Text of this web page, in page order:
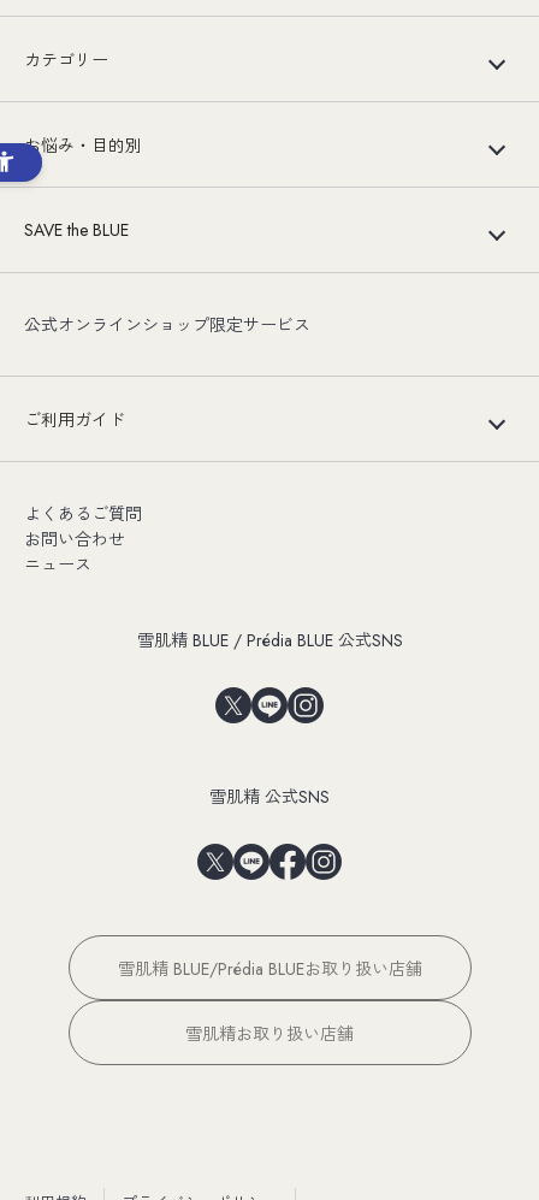
カテゴリー
お悩み・目的別
SAVE the BLUE
公式オンラインショップ限定サービス
ご利用ガイド
よくあるご質問
お問い合わせ
ニュース
雪肌精 BLUE / Prédia BLUE 公式SNS
雪肌精 公式SNS
雪肌精 BLUE/Prédia BLUEお取り扱い店舗
雪肌精お取り扱い店舗